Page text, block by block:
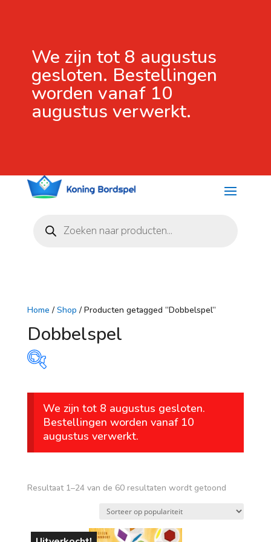
We zijn tot 8 augustus
gesloten. Bestellingen
worden vanaf 10
augustus verwerkt.
zoeken
Home / Shop / Producten getagged “Dobbelspel”
Dobbelspel
Prijs
€ 5
vanaf 4 jaar
We zijn tot 8 augustus gesloten.
Bestellingen worden vanaf 10
augustus verwerkt.
Resultaat 1–24 van de 60 resultaten wordt getoondGesorteerd
populariteit